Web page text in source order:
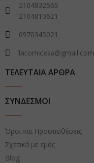
2104832565
2104810621
6970345021
lacornicesa@gmail.com
ΤΕΛΕΥΤΑΙΑ ΑΡΘΡΑ
ΣΥΝΔΕΣΜΟΙ
Όροι και Προϋποθέσεις
Σχετικά με εμάς
Blog